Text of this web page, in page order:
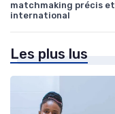
matchmaking précis et
international
Les plus lus